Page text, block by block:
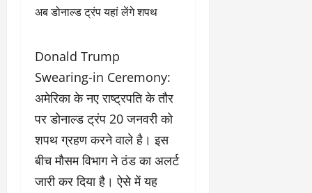
Donald Trump
Swearing-in Ceremony:
अमेरिका के नए राष्ट्रपति के तौर
पर डोनाल्ड ट्रंप 20 जनवरी को
शपथ ग्रहण करने वाले है। इस
बीच मौसम विभाग ने ठंड का अलर्ट
जारी कर दिया है। ऐसे में यह